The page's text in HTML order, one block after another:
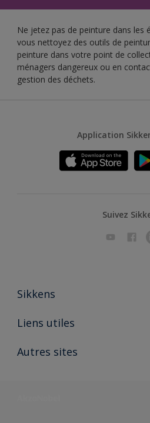
Ne jetez pas de peinture dans les
vous nettoyez des outils de
peinture dans votre point de
ménagers dangereux ou en
gestion des déchets.
Application
Suivez
Sikkens
A propos de Sikkens
Liens utiles
Ouvrir un magasin PASS
Autres sites